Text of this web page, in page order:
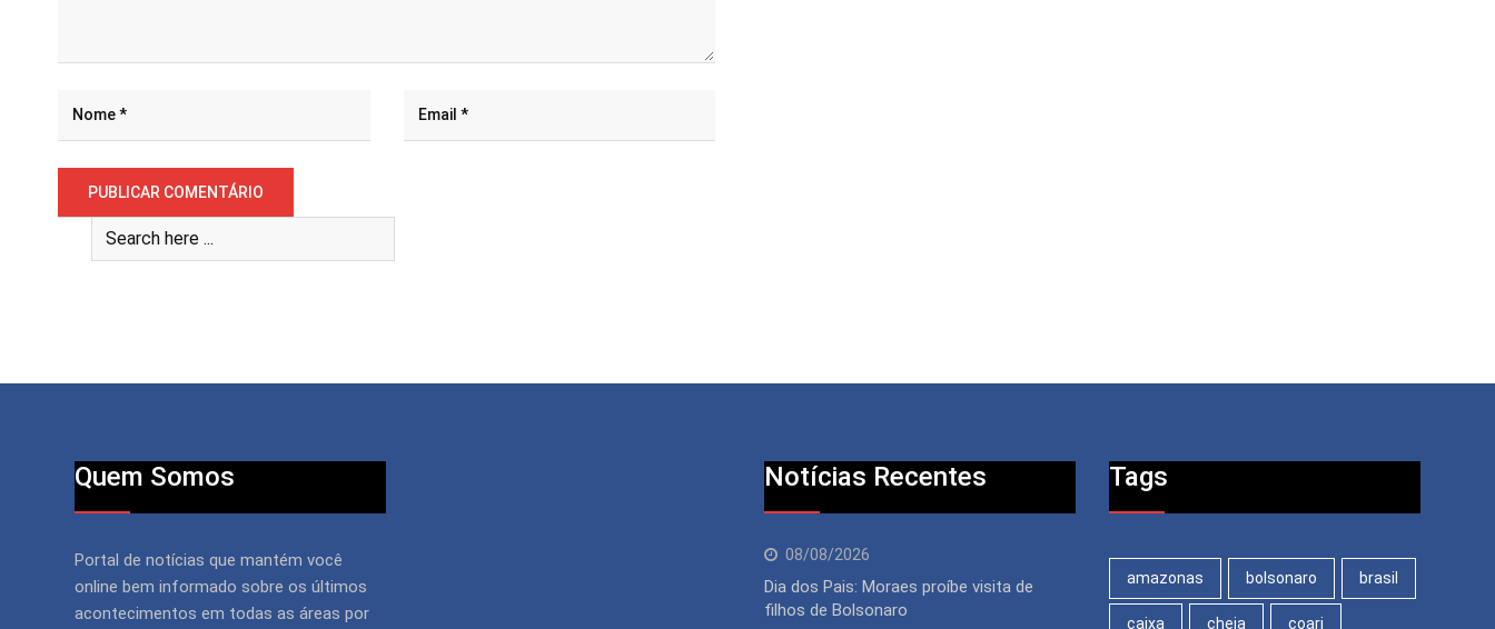
Quem Somos
Portal de notícias que mantém você
online bem informado sobre os últimos
acontecimentos em todas as áreas por
Notícias Recentes
08/08/2026
Dia dos Pais: Moraes proíbe visita de
filhos de Bolsonaro
Tags
amazonas bolsonaro brasil
caixa cheia coari